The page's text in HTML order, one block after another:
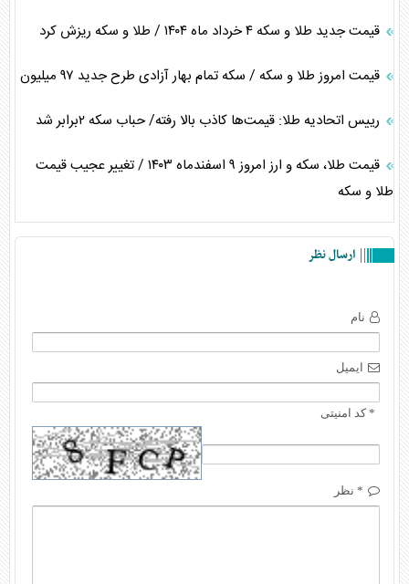
قیمت جدید طلا و سکه ۴ خرداد ماه ۱۴۰۴ / طلا و سکه ریزش کرد
قیمت امروز طلا و سکه / سکه تمام بهار آزادی طرح جدید ۹۷ میلیون
رییس اتحادیه طلا: قیمت‌ها کاذب بالا رفته/ حباب سکه ۲برابر شد
قیمت طلا، سکه و ارز امروز ۹ اسفندماه ۱۴۰۳ / تغییر عجیب قیمت
طلا و سکه
ارسال نظر
نام
ایمیل
* کد امنیتی
* نظر